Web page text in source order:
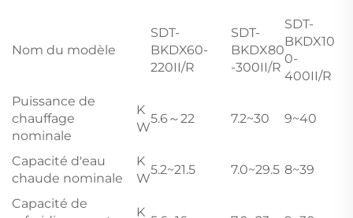
Nom du modèle
SDT-
BKDX60-
220II/R
SDT-
BKDX80
-300II/R
SDT-
BKDX10
0-
400II/R
Puissance de
chauffage
nominale
K
W
5.6～22 7.2~30 9~40
Capacité d'eau
chaude nominale
K
W
5.2~21.5 7.0~29.5 8~39
Capacité de
K